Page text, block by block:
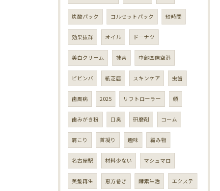
炭酸パック コルセットパック 短時間
効果抜群 オイル ドーナツ
美白クリーム 抹茶 中部国際空港
ビビンバ 紙芝居 スキンケア 虫歯
歯周病 2025 リフトローラー 顔
歯みがき粉 口臭 研磨剤 コーム
肩こり 首凝り 趣味 編み物
名古屋駅 材料少ない マシュマロ
美髪再生 恵方巻き 酵素生活 エクステ